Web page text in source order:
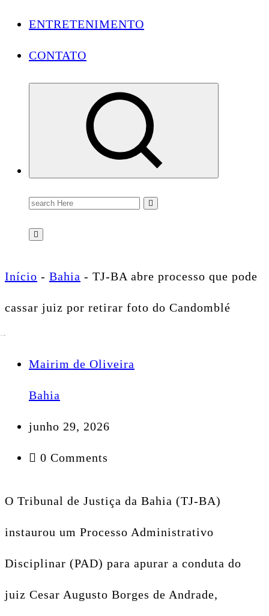
ENTRETENIMENTO
CONTATO
Conectando você às notícias do Brasil e do mundo com rapidez e confiabilidade.
Search
for:
Início - Bahia - TJ-BA abre processo que pode
cassar juiz por retirar foto do Candomblé
Mairim de Oliveira
Bahia
junho 29, 2026
0 Comments
O Tribunal de Justiça da Bahia (TJ-BA)
instaurou um Processo Administrativo
Disciplinar (PAD) para apurar a conduta do
juiz Cesar Augusto Borges de Andrade,